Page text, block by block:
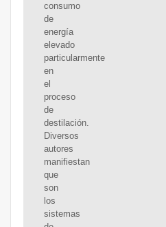
consumo
de
energía
elevado
particularmente
en
el
proceso
de
destilación.
Diversos
autores
manifiestan
que
son
los
sistemas